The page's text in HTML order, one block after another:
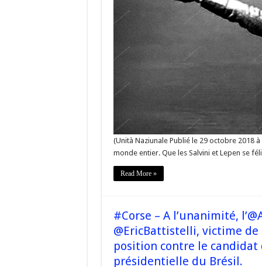
à
(Unità Naziunale Publié le 29 octobre 2018
monde entier. Que les Salvini et Lepen se
Read More »
#Corse – A l’unanimité,
@EricBattistelli, victime de
position contre le candidat
présidentielle du Brésil.